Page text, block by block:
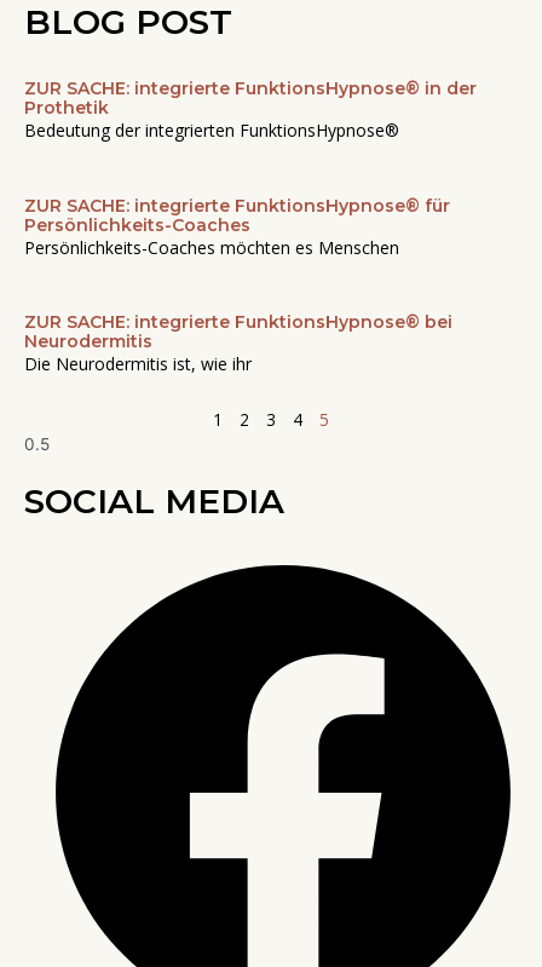
BLOG POST
ZUR SACHE: integrierte FunktionsHypnose® in der
Prothetik
Bedeutung der integrierten FunktionsHypnose®
ZUR SACHE: integrierte FunktionsHypnose® für
Persönlichkeits-Coaches
Persönlichkeits-Coaches möchten es Menschen
ZUR SACHE: integrierte FunktionsHypnose® bei
Neurodermitis
Die Neurodermitis ist, wie ihr
Seite
1
Seite
2
Seite
3
Seite
4
Seite
5
SOCIAL MEDIA